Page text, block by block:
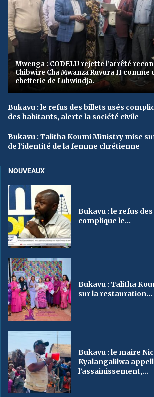
Mwenga : CODELU rejette l’arrêté
Chibwire Cha Mwanza Ruvura II comme
chefferie de Luhwindja.
Bukavu : le refus des billets usés
des habitants, alerte la société civile
Bukavu : Talitha Koumi Ministry mise
de l’identité de la femme chrétienne
NOUVEAUX
Bukavu : le refus
complique le...
Bukavu : Talitha
sur la restauration...
Bukavu : le maire
Kyalangalilwa
l’assainissement,...